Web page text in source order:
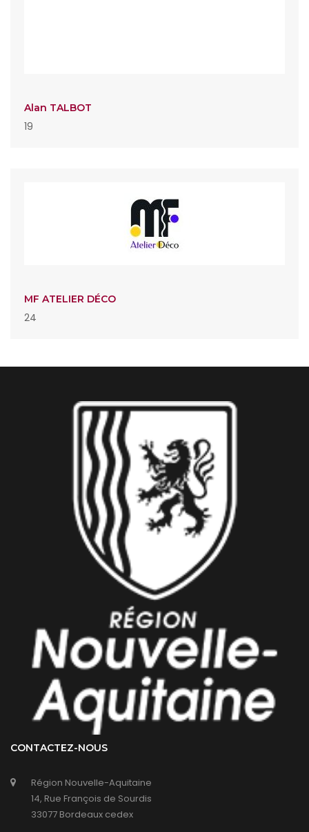
Alan TALBOT
19
MF ATELIER DÉCO
24
CONTACTEZ-NOUS
Région Nouvelle-Aquitaine
14, Rue François de Sourdis
33077 Bordeaux cedex